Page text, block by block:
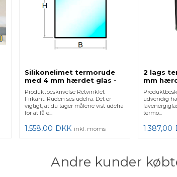
Silikonelimet termorude
med 4 mm hærdet glas -
Retvinklet Firkant
Produktbeskrivelse Retvinklet
Firkant. Ruden ses udefra. Det er
vigtigt, at du tager målene vist udefra
for at få e...
1.558,00 DKK inkl. moms
2 lags
mm
udvendig
termo...
1.387,00
Andre kunder